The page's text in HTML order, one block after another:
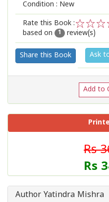
Condition : New
Rate this Book :
2
1
based on
1 review(s)
Share this Book Ask
Add to
Rs
Rs
Author Yatindra Mishra